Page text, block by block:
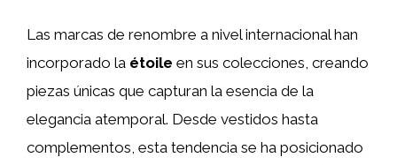
Las marcas de renombre a nivel internacional han
incorporado la étoile en sus colecciones, creando
piezas únicas que capturan la esencia de la
elegancia atemporal. Desde vestidos hasta
complementos, esta tendencia se ha posicionado